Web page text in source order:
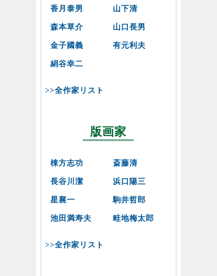
香月泰男 山下清
森本草介 山口長男
金子國義 有元利夫
絹谷幸二
>>全作家リスト
版画家
棟方志功 斎藤清
長谷川潔 浜口陽三
星襄一 駒井哲郎
池田満寿夫 畦地梅太郎
>>全作家リスト